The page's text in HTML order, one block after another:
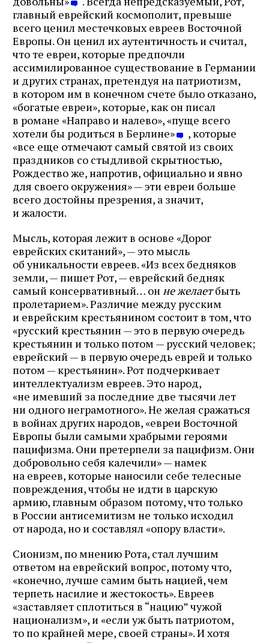
главный еврейский космополит, превыше
всего ценил местечковых евреев Восточной
Европы. Он ценил их аутентичность и считал,
что те евреи, которые предпочли
ассимилированное существование в Германии
и других странах, претендуя на патриотизм,
в котором им в конечном счете было отказано,
«богатые евреи», которые, как он писал
в романе «Направо и налево», «пуще всего
хотели бы родиться в Берлине»
, которые
«все еще отмечают самый святой из своих
праздников со стыдливой скрытностью,
Рождество же, напротив, официально и явно
для своего окружения» — эти евреи больше
всего достойны презрения, а значит,
и жалости.
Мысль, которая лежит в основе «Дорог
еврейских скитаний», — это мысль
об уникальности евреев. «Из всех бедняков
земли, — пишет Рот, — еврейский бедняк
самый консервативный… онне желаетбыть
пролетарием». Различие между русским
и еврейским крестьянином состоит в том, что
«русский крестьянин — это в первую очередь
крестьянин и только потом — русский человек;
еврейский — в первую очередь еврей и только
потом — крестьянин». Рот подчеркивает
интеллектуализм евреев. Это народ,
«не имевший за последние две тысячи лет
ни одного неграмотного». Не желая сражаться
в войнах других народов, «евреи Восточной
Европы были самыми храбрыми героями
пацифизма. Они претерпели за пацифизм. Они
добровольно себя калечили» — намек
на евреев, которые наносили себе телесные
повреждения, чтобы не идти в царскую
армию, главным образом потому, что только
в России антисемитизм не только исходил
от народа, но и составлял «опору власти».
Сионизм, по мнению Рота, стал лучшим
ответом на еврейский вопрос, потому что,
«конечно, лучше самим быть нацией, чем
терпеть насилие и жестокость». Евреев
«заставляет сплотиться в “нацию” чужой
национализм», и «если уж быть патриотом,
то по крайней мере, своей страны». И хотя
почте
Подписаться